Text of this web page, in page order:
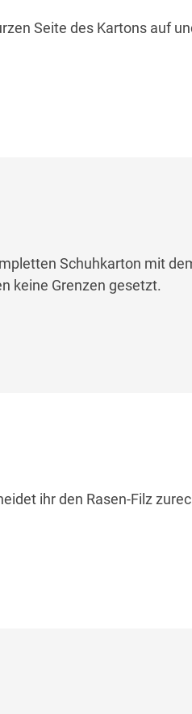
Seite des Kartons auf
Schuhkarton mit
keine Grenzen gesetzt.
ihr den Rasen-Filz